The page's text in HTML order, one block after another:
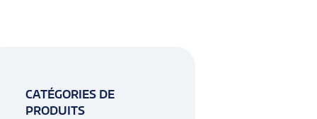
CATÉGORIES DE
PRODUITS